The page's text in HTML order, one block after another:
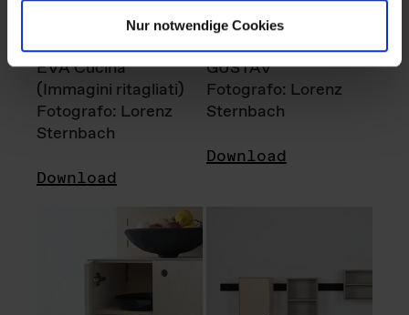
Nur notwendige Cookies
EVA Cucina
(Immagini ritagliati)
Fotografo: Lorenz
Sternbach
Download
GUSTAV
Fotografo: Lorenz
Sternbach
Download